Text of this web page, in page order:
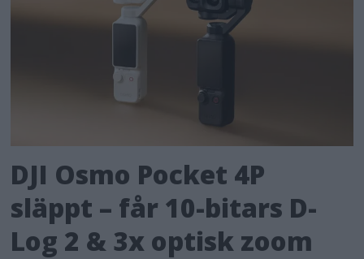
DJI Osmo Pocket 4P
släppt – får 10-bitars D-
Log 2 & 3x optisk zoom